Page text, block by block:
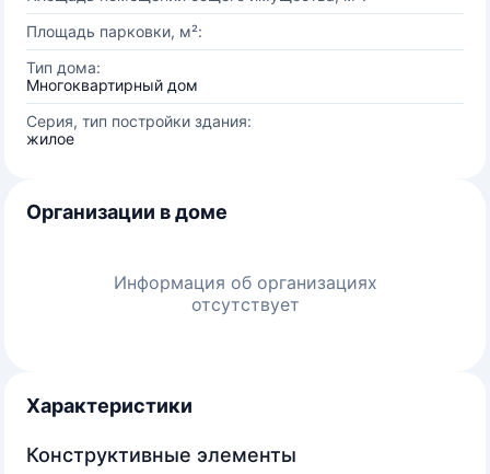
Площадь парковки, м²:
Тип дома:
Многоквартирный дом
Серия, тип постройки здания:
жилое
Организации в доме
Информация об организациях
отсутствует
Характеристики
Конструктивные элементы